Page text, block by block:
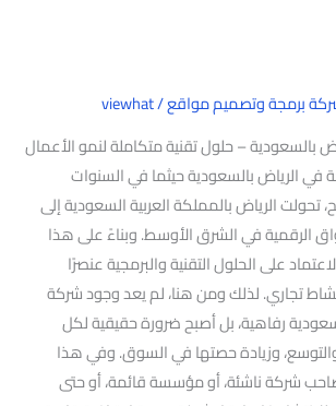
برمجة وتصميم مواقع/
viewhat
بالسعودية – حلول تقنية متكاملة لنمو الأعمال
برمجة في الرياض بالسعودية حيثما في السنوات
تحولت الرياض بالمملكة العربية السعودية إلى
الرقمية في الشرق الأوسط. وبناءً على هذا
على الحلول التقنية والبرمجية عنصرًا
تجاري. لذلك ومن هنا، لم يعد وجود شركة
رفاهية، بل أصبح ضرورة حقيقية لكل
وزيادة حصتها في السوق. وفي هذا
شركة ناشئة، أو مؤسسة قائمة، أو حتى